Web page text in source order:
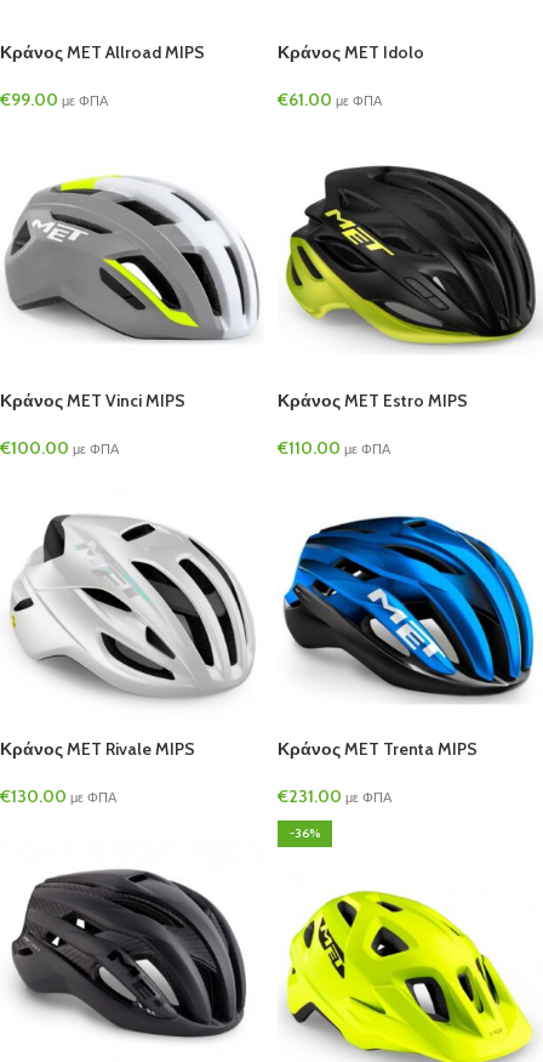
Κράνος MET Allroad MIPS
€99.00 με ΦΠΑ
Κράνος MET Idolo
€61.00 με ΦΠΑ
Κράνος MET Vinci MIPS
€100.00 με ΦΠΑ
Κράνος MET Estro MIPS
€110.00 με ΦΠΑ
Κράνος MET Rivale MIPS
€130.00 με ΦΠΑ
Κράνος MET Trenta MIPS
€231.00 με ΦΠΑ
-36%